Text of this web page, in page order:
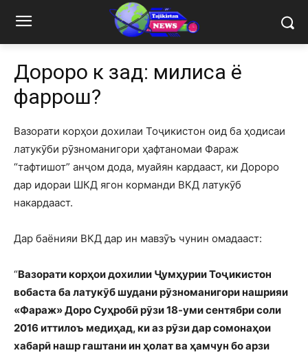
Дороро кӣ зад: милиса ё
фаррош?
Вазорати корҳои дохилаи Тоҷикистон оид ба ҳодисаи
латукӯби рӯзноманигори ҳафтаномаи Фараж
“тафтишот” анҷом дода, муайян кардааст, ки Дороро
дар идораи ШКД ягон корманди ВКД латукӯб
накардааст.
Дар баёнияи ВКД дар ин мавзӯъ чунин омадааст:
“Вазорати корҳои дохилии Ҷумҳурии Тоҷикистон
вобаста ба латукӯб шудани рӯзноманигори нашрияи
«Фараж» Доро Суҳробӣ рӯзи 18-уми сентябри соли
2016 иттилоъ медиҳад, ки аз рӯзи дар сомонаҳои
хабарӣ нашр гаштани ин ҳолат ва ҳамчун бо арзи